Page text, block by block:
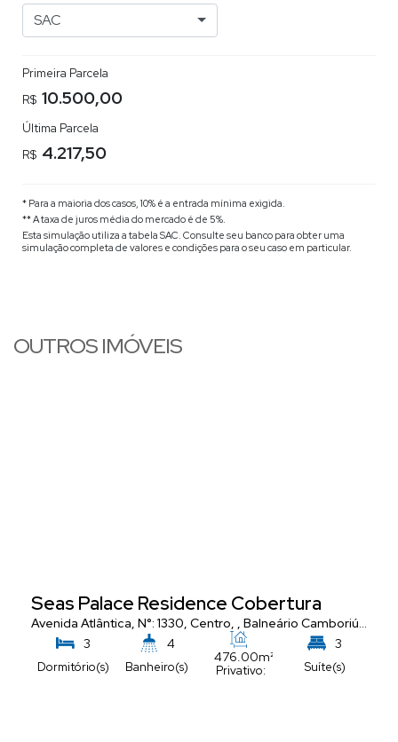
SAC
Primeira Parcela
R$ 10.500,00
Última Parcela
R$ 4.217,50
* Para a maioria dos casos, 10% é a entrada mínima exigida.
** A taxa de juros média do mercado é de 5%.
Esta simulação utiliza a tabela SAC. Consulte seu banco para obter uma
simulação completa de valores e condições para o seu caso em particular.
OUTROS IMÓVEIS
Seas Palace Residence Cobertura
Avenida Atlântica, N°: 1330, Centro , Balneário Camboriú,
3
Dormitório(s)
4
Banheiro(s) Privativo:
476.00m²
3
Suíte(s)